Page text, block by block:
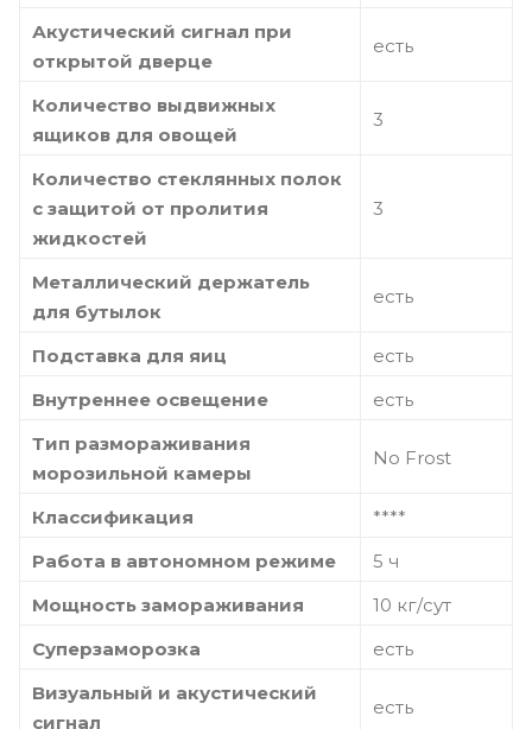
Акустический сигнал при
открытой дверце
есть
Количество выдвижных
ящиков для овощей
3
Количество стеклянных полок
с защитой от пролития
жидкостей
3
Металлический держатель
для бутылок
есть
Подставка для яиц
есть
Внутреннее освещение
есть
Тип размораживания
морозильной камеры
No Frost
Классификация
****
Работа в автономном режиме
5 ч
Мощность замораживания
10 кг/сут
Суперзаморозка
есть
Визуальный и акустический
сигнал
есть